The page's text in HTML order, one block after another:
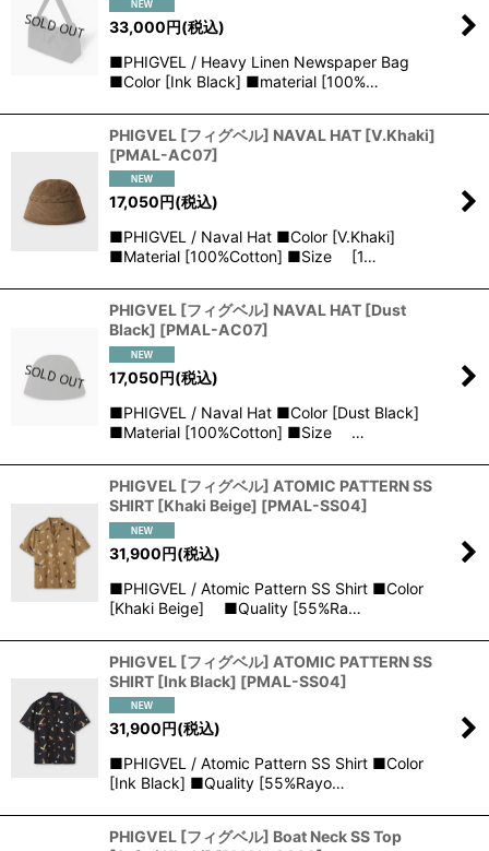
33,000円(税込)
■PHIGVEL / Heavy Linen Newspaper Bag
■Color [Ink Black] ■material [100%…
PHIGVEL [フィグベル] NAVAL HAT [V.Khaki]
[PMAL-AC07]
17,050円(税込)
■PHIGVEL / Naval Hat ■Color [V.Khaki]
■Material [100%Cotton] ■Size [1…
PHIGVEL [フィグベル] NAVAL HAT [Dust
Black] [PMAL-AC07]
17,050円(税込)
■PHIGVEL / Naval Hat ■Color [Dust Black]
■Material [100%Cotton] ■Size …
PHIGVEL [フィグベル] ATOMIC PATTERN SS
SHIRT [Khaki Beige] [PMAL-SS04]
31,900円(税込)
■PHIGVEL / Atomic Pattern SS Shirt ■Color
[Khaki Beige] ■Quality [55%Ra…
PHIGVEL [フィグベル] ATOMIC PATTERN SS
SHIRT [Ink Black] [PMAL-SS04]
31,900円(税込)
■PHIGVEL / Atomic Pattern SS Shirt ■Color
[Ink Black] ■Quality [55%Rayo…
PHIGVEL [フィグベル] Boat Neck SS Top